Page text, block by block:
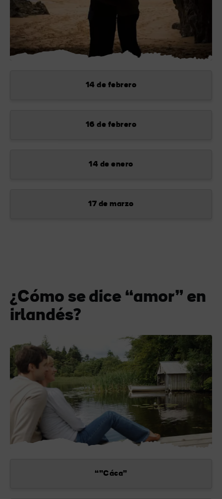
14 de febrero
16 de febrero
14 de enero
17 de marzo
¿Cómo se dice “amor” en
irlandés?
“”Cáca”